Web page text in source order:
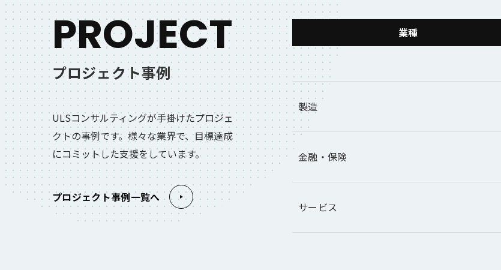
PROJECT
プロジェクト事例
ULSコンサルティングが手掛けたプロジェ
クトの事例です。様々な業界で、目標達成
にコミットした支援をしています。
プロジェクト事例一覧へ
業種
製造
金融・保険
サービス